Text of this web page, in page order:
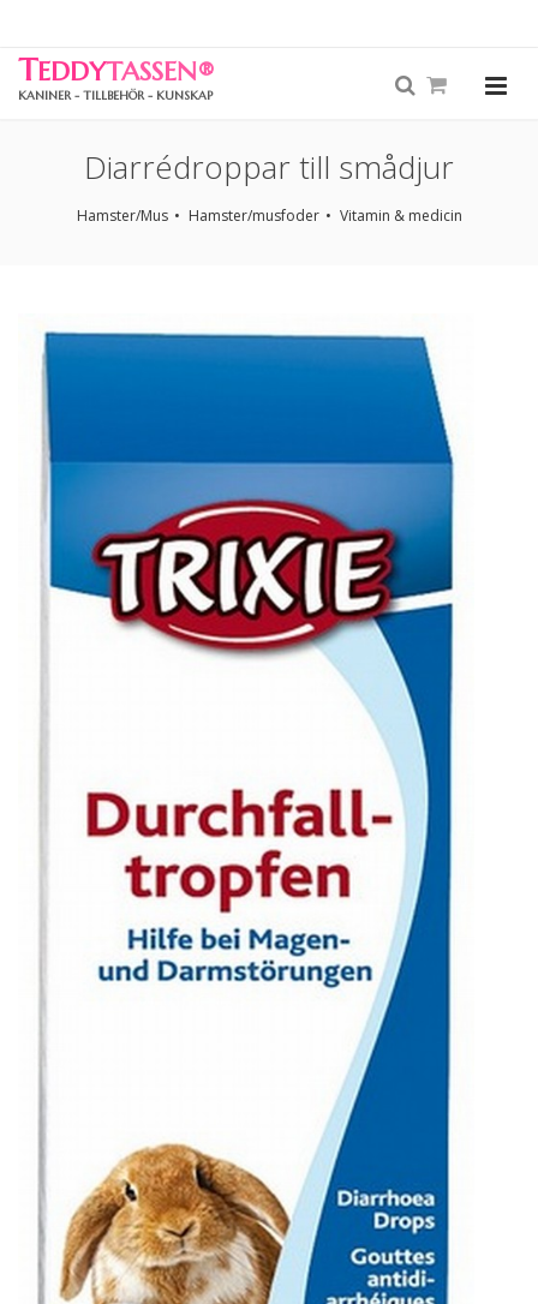
TEDDYTASSEN®
KANINER - TILLBEHÖR - KUNSKAP
Diarrédroppar till smådjur
Hamster/Mus Hamster/musfoder Vitamin & medicin